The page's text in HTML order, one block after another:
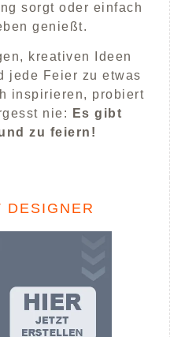
sorgt oder einfach
genießt.
kreativen Ideen
jede Feier zu etwas
inspirieren, probiert
nie:
Es gibt
zu feiern!
DESIGNER